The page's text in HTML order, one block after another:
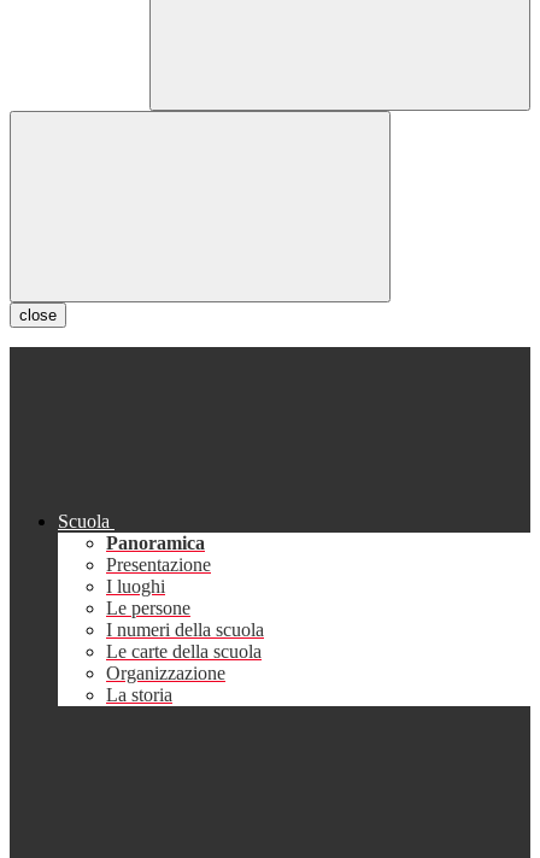
close
Scuola
Panoramica
Presentazione
I luoghi
Le persone
I numeri della scuola
Le carte della scuola
Organizzazione
La storia